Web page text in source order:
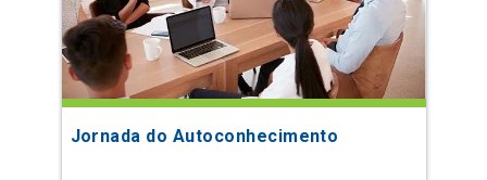
Jornada do Autoconhecimento